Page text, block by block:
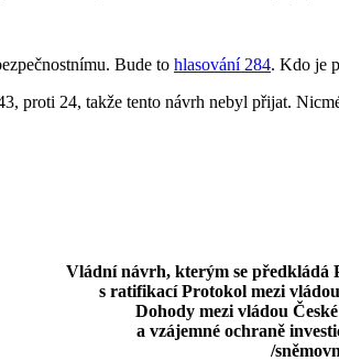
Bude to hlasování 284. Kdo je
proti 24, takže tento návrh nebyl přijat.
Vládní návrh, kterým se předkládá
s ratifikací Protokol mezi
Dohody mezi vládou
a vzájemné ochraně
/